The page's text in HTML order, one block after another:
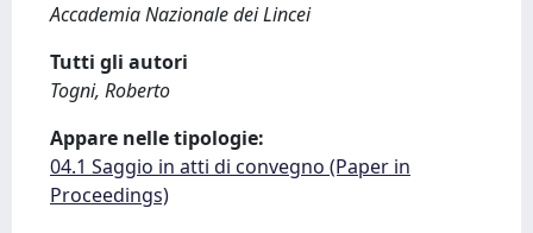
Accademia Nazionale dei Lincei
Tutti gli autori
Togni, Roberto
Appare nelle tipologie:
04.1 Saggio in atti di convegno (Paper in
Proceedings)